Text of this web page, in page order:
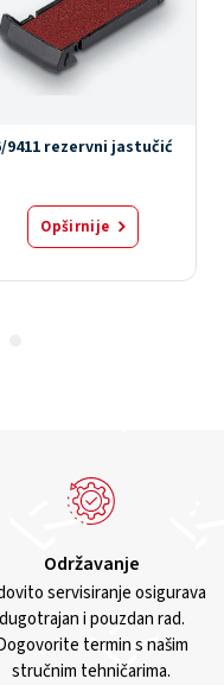
9411 rezervni jastučić
Opširnije
Održavanje
servisiranje osigurava
dugotrajan i pouzdan rad.
termin s našim
stručnim tehničarima.